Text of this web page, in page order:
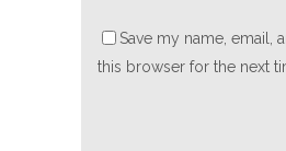
Save my name, email,
this browser for the next